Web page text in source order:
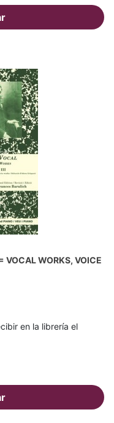
VOCAL WORKS, VOICE
en la librería el